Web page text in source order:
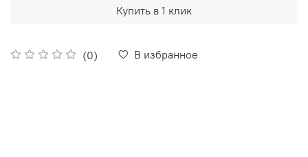
(0) В избранное
Купить в 1 клик